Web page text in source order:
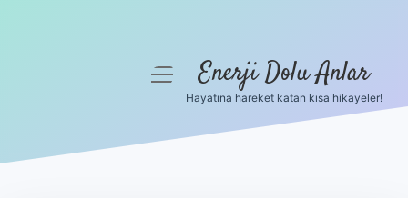
menüyüEnerji Dolu Anlar
Hayatına hareket katan kısa hikayeler!